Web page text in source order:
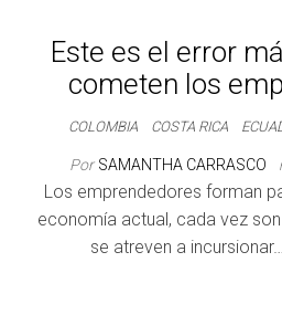
Este es el error
cometen los
COLOMBIA COSTA RICA
Por SAMANTHA CARRASCO
Los emprendedores forman
economía actual, cada vez
se atreven a incursionar…